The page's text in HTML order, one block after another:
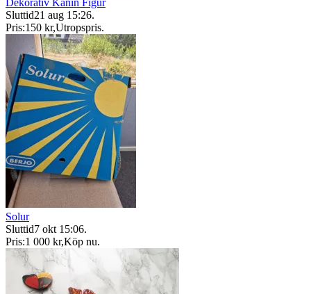
Sluttid21 aug 15:26.
Pris:150 kr,Utropspris.
Solur
Sluttid7 okt 15:06.
Pris:1 000 kr,Köp nu.